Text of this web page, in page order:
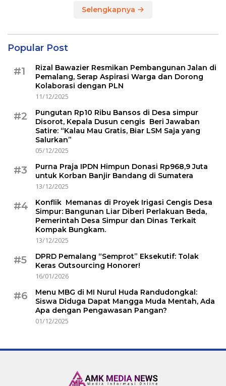
Selengkapnya
Popular Post
#1
Rizal Bawazier Resmikan Pembangunan Jalan di
Pemalang, Serap Aspirasi Warga dan Dorong
Kolaborasi dengan PLN
11/12/2025
#2
Pungutan Rp10 Ribu Bansos di Desa simpur
Disorot, Kepala Dusun cengis Beri Jawaban
Satire: “Kalau Mau Gratis, Biar LSM Saja yang
Salurkan”
05/12/2025
#3
Purna Praja IPDN Himpun Donasi Rp968,9 Juta
untuk Korban Banjir Bandang di Sumatera
13/12/2025
#4
Konflik Memanas di Proyek Irigasi Cengis Desa
Simpur: Bangunan Liar Diberi Perlakuan Beda,
Pemerintah Desa Simpur dan Dinas Terkait
Kompak Bungkam.
13/12/2025
#5
DPRD Pemalang “Semprot” Eksekutif: Tolak
Keras Outsourcing Honorer!
16/01/2026
#6
Menu MBG di MI Nurul Huda Randudongkal:
Siswa Diduga Dapat Mangga Muda Mentah, Ada
Apa dengan Pengawasan Pangan?
01/12/2025